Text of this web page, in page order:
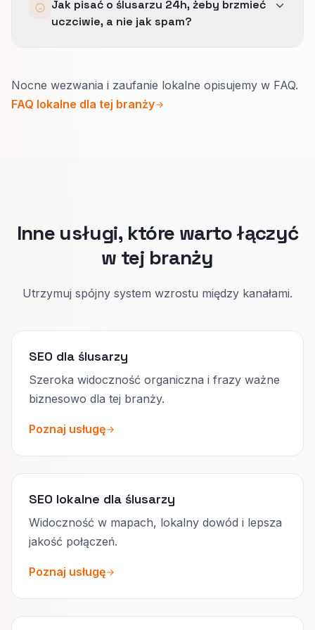
licencjonowanych specjalistów, zamiast
zachęcać do samodzielnych prób.
Jak pisać o ślusarzu 24h, żeby brzmieć
uczciwie, a nie jak spam?
tam, gdzie ludzie od razu patrzą.
Wizytówka Google i strona główna pod awarie
Nocne wezwania i zaufanie lokalne opisujemy w FAQ.
FAQ lokalne dla tej branży
Inne usługi, które warto łączyć
w tej branży
Utrzymuj spójny system wzrostu między kanałami.
SEO dla ślusarzy
Szeroka widoczność organiczna i frazy ważne
biznesowo dla tej branży.
Poznaj usługę
SEO lokalne dla ślusarzy
Widoczność w mapach, lokalny dowód i lepsza
jakość połączeń.
Poznaj usługę